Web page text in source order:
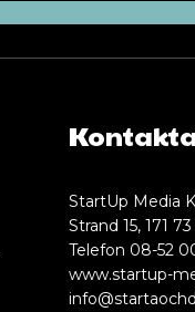
StartUp Media
Strand 15, 171
Telefon 08-52
www.startup-